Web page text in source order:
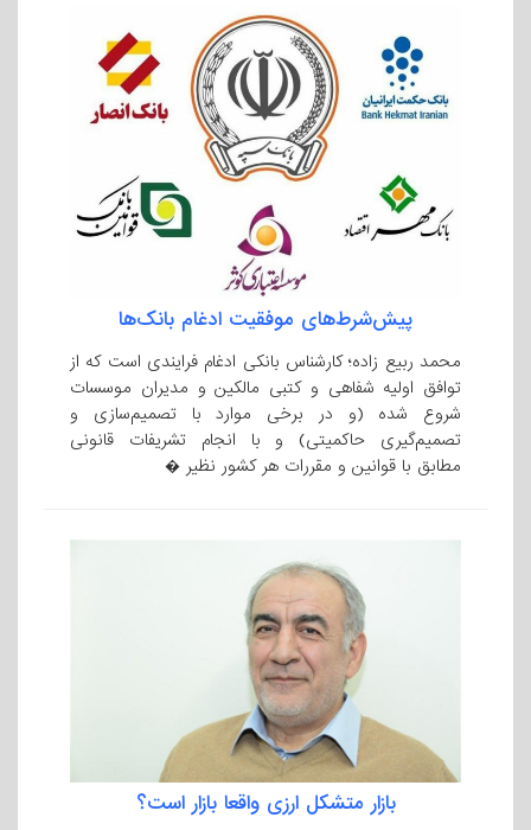
پیش‌شرط‌های موفقیت ادغام بانک‌ها
محمد ربیع زاده؛ کارشناس بانکی ادغام فرایندی است که از
توافق اولیه شفاهی و کتبی مالکین و مدیران موسسات
شروع شده (و در برخی موارد با تصمیم‌سازی و
تصمیم‌گیری حاکمیتی) و با انجام تشریفات قانونی
مطابق با قوانین و مقررات هر کشور نظیر �
بازار متشکل ارزی واقعا بازار است؟